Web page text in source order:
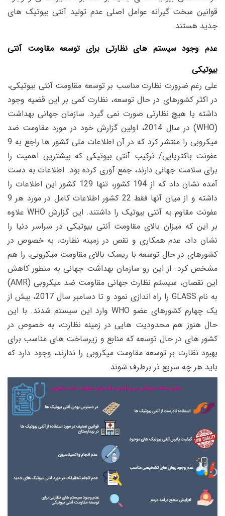
قوانین سخت گیرانه عوامل اصلی عدم تولید آنتی بیوتیک های
جدید هستند.
عدم وجود سیستم های نظارتی برای توسعه مقاومت آنتی
بیوتیکی
علی رغم ضرورت نظارت مناسب بر توسعه مقاومت آنتی بیوتیکی،
در اکثر کشورهای در حال توسعه، نظارت کمی بر این قضیه وجود
داشته یا هیچ نظارتی صورت نمی گیرد. سازمان جهانی بهداشت
(WHO) در سال 2014، اولین گزارش خود در مورد مقاومت ضد
میکروبی را منتشر کرد که در آن اطلاعات ملی کشور ها راجع به 9
عفونت باکتریایی/ ترکیب آنتی بیوتیکی که بیشترین اهمیت را
برای سلامت جهانی دارند، جمع آوری کرده بود. اطلاعات به دست
آمده نشان داد که از 194 کشور، تنها 129 کشور این اطلاعات را
داشته و از میان آنها فقط 22 کشور اطلاعات کامل در مورد هر 9
عفونت مقاوم به آنتی بیوتیک را داشتند. این گزارش WHO علاوه
بر این که میزان بالای مقاومت آنتی بیوتیکی در سراسر دنیا را
نشان داد، عدم همکاری و نقص در زمینه نظارت، به خصوص در
کشورهای در حال توسعه با ریسک بالای مقاومت میکروبی، را هم
مشخص کرد. از این رو سازمان بهداشت جهانی به منظور کاهش
این نقصان، سیستم نظارت جهانی مقاومت ضد میکروبی (AMR)
به نام GLASS را راه اندازی نمود و تا دسامبر سال 2017، بیش از
یک چهارم کشورهای عضو WHO وارد این سیستم شدند. با این
حال هنوز هم محدودیت هایی در زمینه نظارت، به خصوص در
کشور های در حال توسعه که منابع و زیرساخت های مناسب برای
بهبود نظارت بر توسعه مقاومت میکروبی را ندارند، وجود دارد که
باید هر چه سریع تر برطرف شوند.